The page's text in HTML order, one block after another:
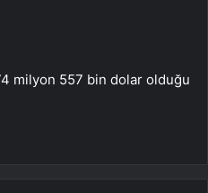
milyon 557 bin dolar olduğu